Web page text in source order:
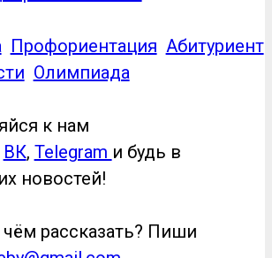
Профориентация Абитуриент
Олимпиада
к нам
ВК, Telegram и будь в
новостей!
чём рассказать? Пиши